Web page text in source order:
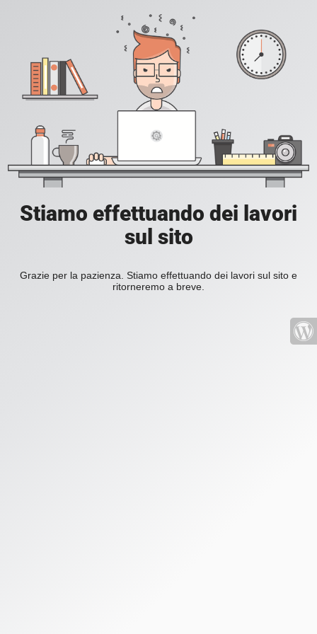
Stiamo effettuando dei lavori
sul sito
Grazie per la pazienza. Stiamo effettuando dei lavori sul sito e
ritorneremo a breve.